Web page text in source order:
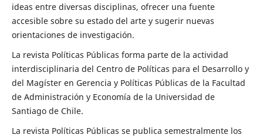
ideas entre diversas disciplinas, ofrecer una fuente
accesible sobre su estado del arte y sugerir nuevas
orientaciones de investigación.
La revista Políticas Públicas forma parte de la actividad
interdisciplinaria del Centro de Políticas para el Desarrollo y
del Magíster en Gerencia y Políticas Públicas de la Facultad
de Administración y Economía de la Universidad de
Santiago de Chile.
La revista Políticas Públicas se publica semestralmente los